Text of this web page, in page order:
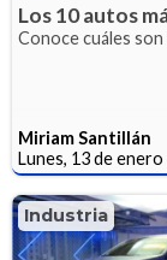
Los 10 autos
Conoce cuáles
Miriam Santillán
Lunes, 13 de
Industria